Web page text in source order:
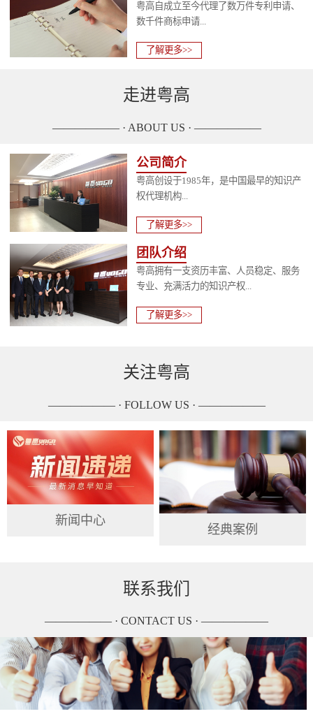
粤高自成立至今代理了数万件专利申请、
数千件商标申请...
了解更多>>
走进粤高
—————— · ABOUT US · ——————
公司简介
粤高创设于1985年，是中国最早的知识产
权代理机构...
了解更多>>
团队介绍
粤高拥有一支资历丰富、人员稳定、服务
专业、充满活力的知识产权...
了解更多>>
关注粤高
—————— · FOLLOW US · ——————
新闻中心
经典案例
联系我们
—————— · CONTACT US · ——————